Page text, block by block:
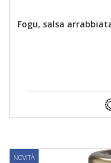
Fogu, salsa
NOVITÀ